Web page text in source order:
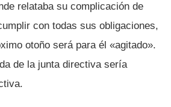
relataba su complicación de
con todas sus obligaciones,
otoño será para él «agitado».
de la junta directiva serí­a